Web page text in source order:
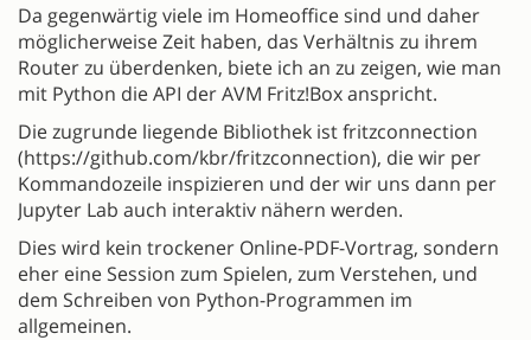
Da gegenwärtig viele im Homeoffice sind und daher
möglicherweise Zeit haben, das Verhältnis zu ihrem
Router zu überdenken, biete ich an zu zeigen, wie man
mit Python die API der AVM Fritz!Box anspricht.
Die zugrunde liegende Bibliothek ist fritzconnection
(https://github.com/kbr/fritzconnection), die wir per
Kommandozeile inspizieren und der wir uns dann per
Jupyter Lab auch interaktiv nähern werden.
Dies wird kein trockener Online-PDF-Vortrag, sondern
eher eine Session zum Spielen, zum Verstehen, und
dem Schreiben von Python-Programmen im
allgemeinen.